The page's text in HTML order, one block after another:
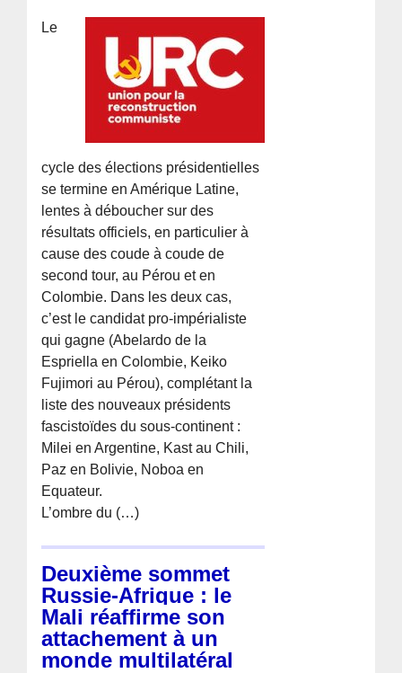
Le
cycle des élections présidentielles
se termine en Amérique Latine,
lentes à déboucher sur des
résultats officiels, en particulier à
cause des coude à coude de
second tour, au Pérou et en
Colombie. Dans les deux cas,
c’est le candidat pro-impérialiste
qui gagne (Abelardo de la
Espriella en Colombie, Keiko
Fujimori au Pérou), complétant la
liste des nouveaux présidents
fascistoïdes du sous-continent :
Milei en Argentine, Kast au Chili,
Paz en Bolivie, Noboa en
Equateur.
L’ombre du (…)
Deuxième sommet
Russie-Afrique : le
Mali réaffirme son
attachement à un
monde multilatéral